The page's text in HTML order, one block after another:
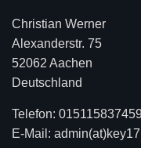
Christian Werner
Alexanderstr. 75
52062 Aachen
Deutschland
Telefon:
E-Mail: